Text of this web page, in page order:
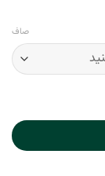
صاف